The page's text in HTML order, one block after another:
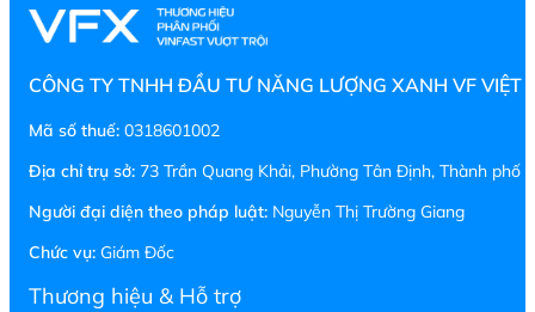
CÔNG TY TNHH ĐẦU TƯ NĂNG LƯỢNG XANH VF VIỆT
Mã số thuế: 0318601002
Địa chỉ trụ sở: 73 Trần Quang Khải, Phường Tân Định, Thành phố
Người đại diện theo pháp luật: Nguyễn Thị Trường Giang
Chức vụ: Giám Đốc
Thương hiệu & Hỗ trợ